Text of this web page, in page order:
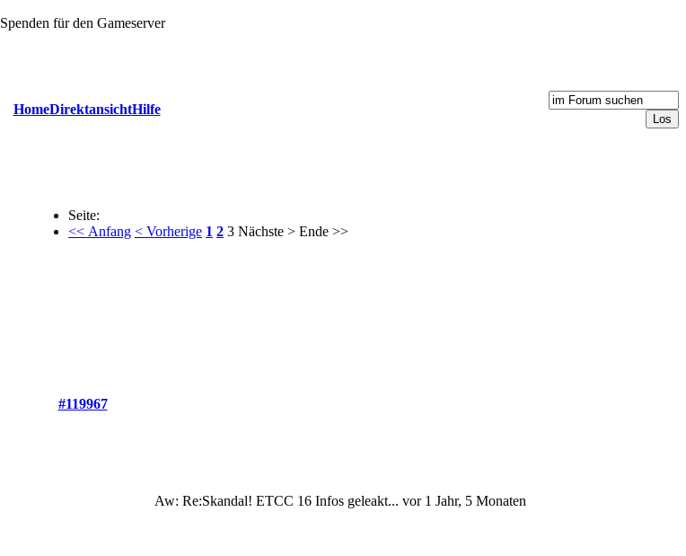
Spenden für den Gameserver
HomeDirektansichtHilfe
Seite:
<< Anfang < Vorherige 1 2 3 Nächste > Ende >>
#119967
Aw: Re:Skandal! ETCC 16 Infos geleakt... vor 1 Jahr, 5 Monaten